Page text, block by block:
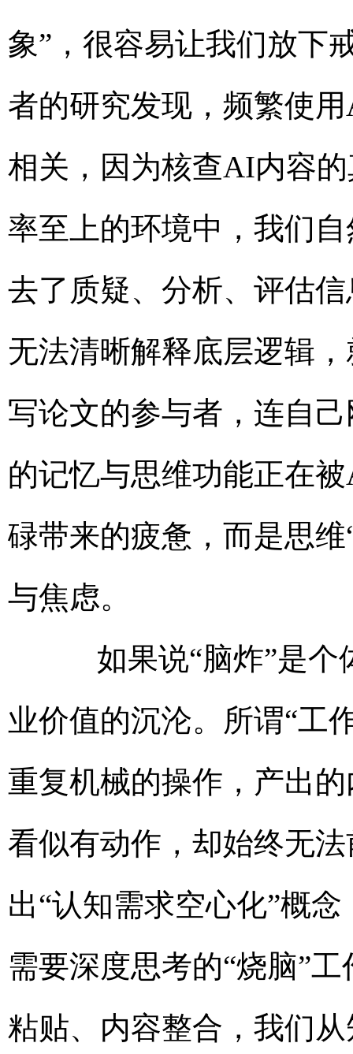
象”，很容易让我们放下
者的研究发现，频繁使
相关，因为核查AI内容
率至上的环境中，我们
去了质疑、分析、评估
无法清晰解释底层逻辑
写论文的参与者，连自
的记忆与思维功能正在
碌带来的疲惫，而是思
与焦虑。
如果说“脑炸”是个
业价值的沉沦。所谓“工
重复机械的操作，产出
看似有动作，却始终无
出“认知需求空心化”概
需要深度思考的“烧脑”
粘贴、内容整合，我们